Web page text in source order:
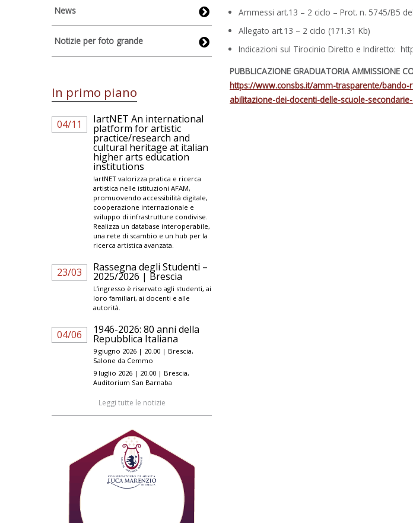
Ammessi art.13 – 2 ciclo – Prot. n. 5745/B5
Allegato art.13 – 2 ciclo (171.31 Kb)
Indicazioni sul Tirocinio Diretto e Indiretto:
PUBBLICAZIONE GRADUATORIA
https://www.consbs.it/amm-trasparente/
abilitazione-dei-docenti-delle-scuole-
News
Notizie per foto grande
In primo piano
04/11 IartNET An international
platform for artistic
practice/research and
cultural heritage at italian
higher arts education
institutions
IartNET valorizza pratica e ricerca
artistica nelle istituzioni AFAM,
promuovendo accessibilità digitale,
cooperazione internazionale e
sviluppo di infrastrutture condivise.
Realizza un database interoperabile,
una rete di scambio e un hub per la
ricerca artistica avanzata.
23/03 Rassegna degli Studenti –
2025/2026 | Brescia
L’ingresso è riservato agli studenti, ai
loro familiari, ai docenti e alle
autorità.
04/06 1946-2026: 80 anni della
Repubblica Italiana
9 giugno 2026 | 20.00 | Brescia,
Salone da Cemmo
9 luglio 2026 | 20.00 | Brescia,
Auditorium San Barnaba
Leggi tutte le notizie